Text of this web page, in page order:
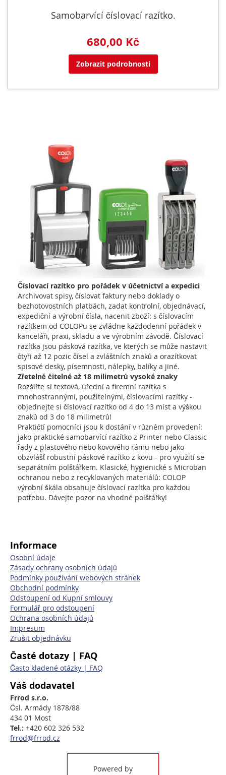
Samobarvící číslovací razítko.
680,00 Kč
Zobrazit podrobnosti
Číslovací razítko pro pořádek v účetnictví a expedici
Archivovat spisy, číslovat faktury nebo doklady o
bezhotovostních platbách, zadat kontrolní, objednávací,
expediční a výrobní čísla, nacenit zboží: s číslovacím
razítkem od COLOPu se zvládne každodenní pořádek v
kanceláři, praxi, skladu a ve výrobním závodě. Číslovací
razítka jsou pásková razítka, ve kterých se může nastavit
čtyři až 12 pozic čísel a zvláštních znaků a orazítkovat
spisové desky, písemnosti, nálepky, balíky a jiné.
Zřetelně čitelné až 18 milimetrů vysoké znaky
Rozšiřte si textová, úřední a firemní razítka s
mnohostrannými, použitelnými, číslovacími razítky -
objednejte si číslovací razítko od 4 do 13 míst a výškou
znaků od 3 do 18 milimetrů!
Praktičtí pomocníci jsou k dostání v různém provedení:
jako praktické samobarvící razítko z Printer nebo Classic
řady z plastového nebo kovového rámu nebo jako
obzvlášť robustní páskové razítko z kovu - pro využití se
separátním polštářkem. Klasické, hygienické s Microban
ochranou nebo z recyklovaných materiálů: COLOP
výrobní škála obsahuje číslovací razítka pro každou
potřebu. Dávejte pozor na vhodné polštářky!
Informace
Osobní údaje
Zásady ochrany osobních údajů
Podmínky používání webových stránek
Obchodní podmínky
Odstoupení od Kupní smlouvy
Formulář pro odstoupení
Ochrana osobních údajů
Impresum
Zrušit objednávku
Časté dotazy | FAQ
Často kladené otázky | FAQ
Váš dodavatel
Frrod s.r.o.
Čsl. Armády 1878/88
434 01 Most
Tel.: +420 602 326 532
frrod@frrod.cz
Powered by